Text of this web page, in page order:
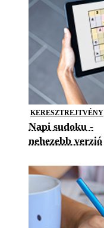
KERESZTREJTVÉNY
Napi sudoku -
nehezebb verzió